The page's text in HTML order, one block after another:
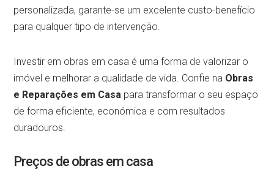
personalizada, garante-se um excelente custo-benefício
para qualquer tipo de intervenção.
Investir em obras em casa é uma forma de valorizar o
imóvel e melhorar a qualidade de vida. Confie na Obras
e Reparações em Casa para transformar o seu espaço
de forma eficiente, económica e com resultados
duradouros.
Preços de obras em casa